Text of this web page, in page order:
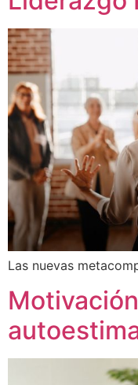
Las nuevas